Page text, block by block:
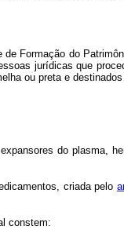
Formação do
jurídicas que
ou preta e
do plasma,
criada pelo
constem: